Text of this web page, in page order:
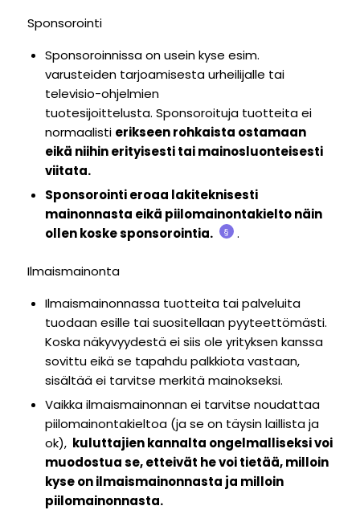
Sponsorointi
Sponsoroinnissa on usein kyse esim.
varusteiden tarjoamisesta urheilijalle tai
televisio-ohjelmien
tuotesijoittelusta. Sponsoroituja tuotteita ei
normaalisti erikseen rohkaista ostamaan
eikä niihin erityisesti tai mainosluonteisesti
viitata.
Sponsorointi eroaa lakiteknisesti
mainonnasta eikä piilomainontakielto näin
ollen koske sponsorointia.
§ .
Ilmaismainonta
Ilmaismainonnassa tuotteita tai palveluita
tuodaan esille tai suositellaan pyyteettömästi.
Koska näkyvyydestä ei siis ole yrityksen kanssa
sovittu eikä se tapahdu palkkiota vastaan,
sisältää ei tarvitse merkitä mainokseksi.
Vaikka ilmaismainonnan ei tarvitse noudattaa
piilomainontakieltoa (ja se on täysin laillista ja
ok), kuluttajien kannalta ongelmalliseksi voi
muodostua se, etteivät he voi tietää, milloin
kyse on ilmaismainonnasta ja milloin
piilomainonnasta.